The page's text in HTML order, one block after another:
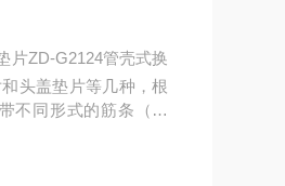
片ZD-G2124管壳式换
头盖垫片等几种，根
不同形式的筋条（附